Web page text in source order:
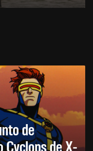
de
Cyclops de X-